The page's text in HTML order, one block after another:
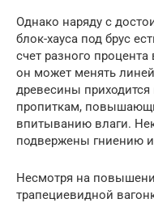
Однако наряду с
блок-хауса под брус
счет разного
он может менять
древесины приходится
пропиткам,
впитыванию влаги.
подвержены гниению
Несмотря на
трапециевидной